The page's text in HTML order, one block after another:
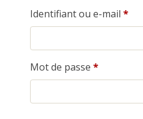
Identifiant ou e-mail *
Mot de passe *Obligatoire